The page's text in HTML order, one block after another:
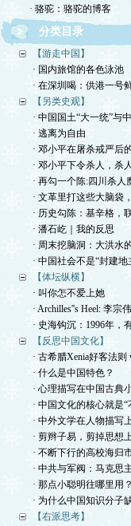
· 骆驼：骆驼的博客
分类目录
【游走中国】
· 国内旅馆的各色泳池
· 在深圳喝：供港一号
【另类史观】
· 中国国土“大一统”与
· 逃离为自由
· 邓小平在屠杀戒严后
· 邓小平下令杀人，杀
· 再勾一个陈:四川杀人
· 文革里打这些大脑袋
· 历史勾陈：基辛格，
· 潘石屹｜我的反思
· 周末挖脑洞：大洪水
· 中国社会不是“封建地
【体坛纵横】
· 叫你怎不爱上她
· Archilles''s Heel: 李宗
· 史海钩沉：1996年，
【反思中国文化】
· 古希腊Xenia好客法则
· 什么是中国特色？
· 心理描写在中国古典
· 中国文化的核心就是“
· 中外文学在人物描写
· 剪辫子易，剪掉思想
· 不断下行的高校海归
· 中共与军阀：马克思
· 那点小聪明往哪里用？
· 为什么中国知识分
【右派思考】